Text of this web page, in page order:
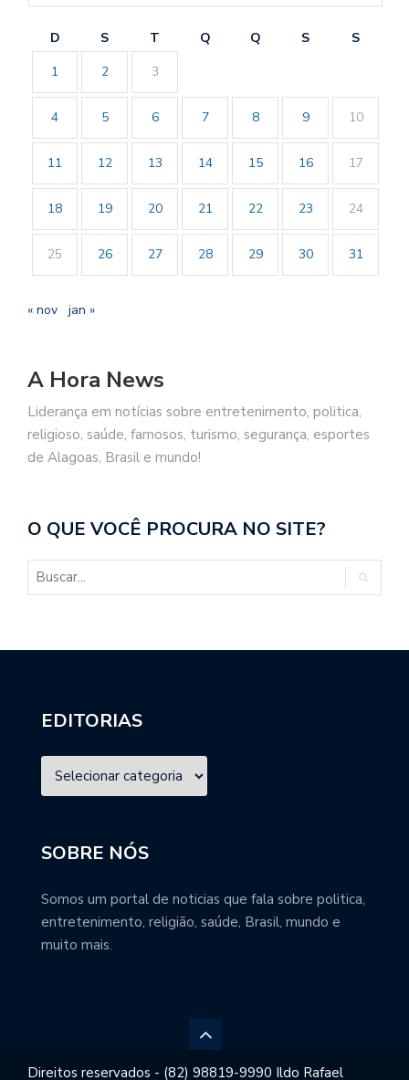
D S T Q Q S
S
1
2 3
4 5 6 7 8 9 10
11 12 13 14 15 16 17
18 19 20 21 22 23 24
25 26 27 28 29 30 31
« nov jan »
A Hora News
Liderança em notícias sobre entretenimento, politica,
religioso, saúde, famosos, turismo, segurança, esportes
de Alagoas, Brasil e mundo!
O QUE VOCÊ PROCURA NO SITE?
EDITORIAS
SOBRE NÓS
Somos um portal de noticias que fala sobre politica,
entretenimento, religião, saúde, Brasil, mundo e
muito mais.
Direitos reservados - (82) 98819-9990 Ildo Rafael